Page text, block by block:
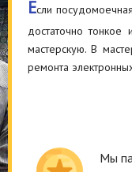
Если
достаточно
мастерскую. В
ремонта
Мы